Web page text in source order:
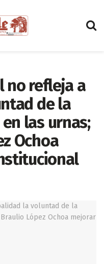
no refleja a
de la
las urnas;
Ochoa